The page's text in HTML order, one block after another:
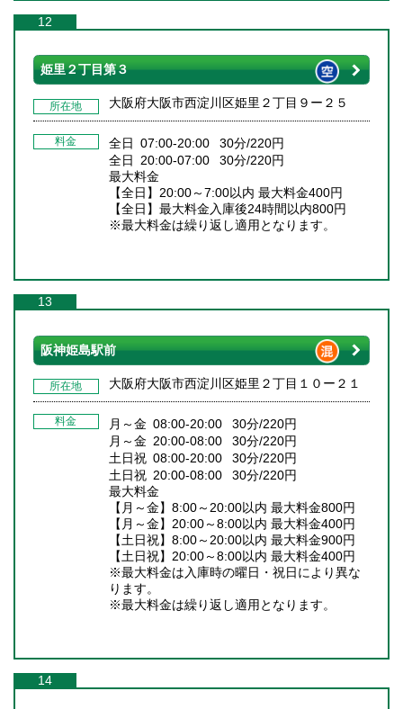
12
姫里２丁目第３
所在地 大阪府大阪市西淀川区姫里２丁目９ー２５
料金
全日 07:00-20:00 30分/220円
全日 20:00-07:00 30分/220円
最大料金
【全日】20:00～7:00以内 最大料金400円
【全日】最大料金入庫後24時間以内800円
※最大料金は繰り返し適用となります。
13
阪神姫島駅前
所在地 大阪府大阪市西淀川区姫里２丁目１０ー２１
料金
月～金 08:00-20:00 30分/220円
月～金 20:00-08:00 30分/220円
土日祝 08:00-20:00 30分/220円
土日祝 20:00-08:00 30分/220円
最大料金
【月～金】8:00～20:00以内 最大料金800円
【月～金】20:00～8:00以内 最大料金400円
【土日祝】8:00～20:00以内 最大料金900円
【土日祝】20:00～8:00以内 最大料金400円
※最大料金は入庫時の曜日・祝日により異な
ります。
※最大料金は繰り返し適用となります。
14